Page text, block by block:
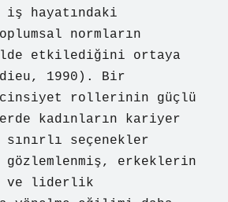
hayatındaki
normların
etkilediğini ortaya
1990). Bir
cinsiyet rollerinin güçlü
kadınların kariyer
seçenekler
gözlemlenmiş, erkeklerin
ve liderlik